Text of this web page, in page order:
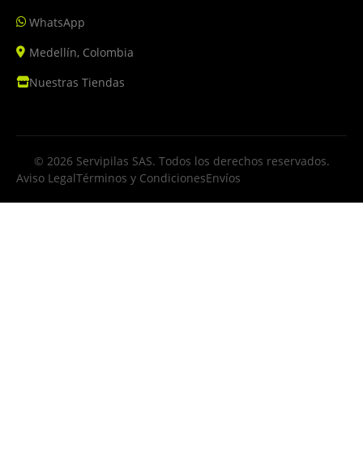
WhatsApp
Medellín, Colombia
Nuestras Tiendas
© 2026 Servipilas SAS. Todos los derechos reservados.
Aviso LegalTérminos y CondicionesEnvíos